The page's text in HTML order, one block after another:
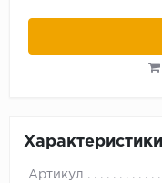
Характеристики
Артикул